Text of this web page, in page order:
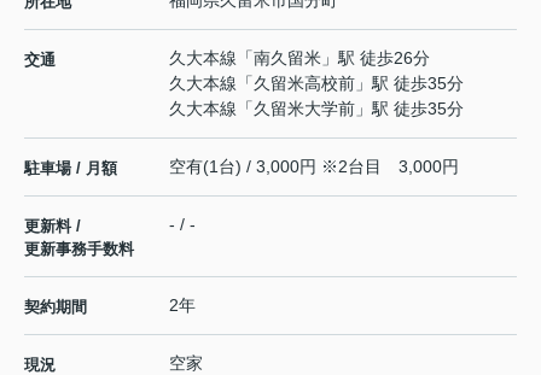
交通 久大本線 「南久留米 」駅 徒歩26分
久大本線 「久留米高校前 」駅 徒歩35分
久大本線 「久留米大学前 」駅 徒歩35分
駐車場 / 月額 空有(1台) / 3,000円 ※2台目 3,000円
更新料 /
更新事務手数料
- / -
契約期間 2年
現況 空家